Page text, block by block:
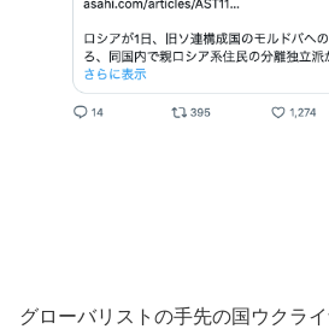
グローバリストの手先の国ウクラ